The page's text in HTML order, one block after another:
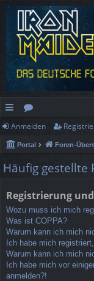
ch
ne
llz
rif
f
or
en
Anmelden
Portal Foren-
Häufig gestellte
Registrierung
Wozu muss ich mich
Was ist COPPA?
Warum kann ich mich
Ich habe mich
Warum kann ich mich
Ich habe mich vor
anmelden?!